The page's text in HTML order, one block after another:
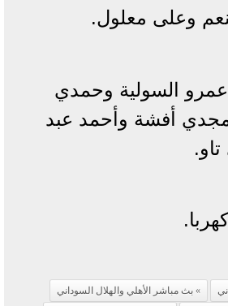
وعلى معلول.
السولية وحمدي
أفشة وأحمد عبد
بث مباشر الأهلي والهلال السوداني